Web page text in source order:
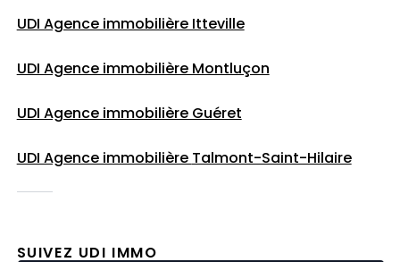
UDI Agence immobilière Itteville
UDI Agence immobilière Montluçon
UDI Agence immobilière Guéret
UDI Agence immobilière Talmont-Saint-Hilaire
SUIVEZ UDI IMMO